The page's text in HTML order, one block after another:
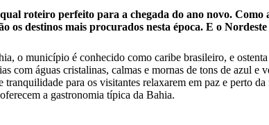
roteiro perfeito para a chegada do ano novo.
os destinos mais procurados nesta época. E o
o município é conhecido como caribe brasileiro, e
com águas cristalinas, calmas e mornas de tons de azul e
para os visitantes relaxarem em paz e perto
a gastronomia típica da Bahia.